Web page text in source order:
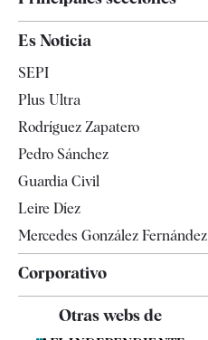
España
Televisión
Es Noticia
SEPI
Plus Ultra
Rodríguez Zapatero
Pedro Sánchez
Guardia Civil
Leire Díez
Mercedes González Fernández
Corporativo
Contacto
Otras webs de